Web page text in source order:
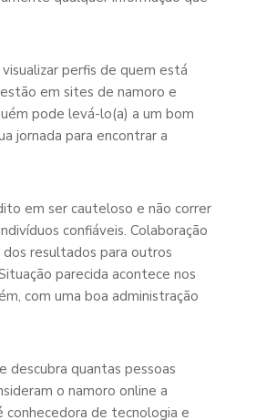
perfis de quem está
em sites de namoro e
pode levá-lo(a) a um bom
jornada para encontrar a
em ser cauteloso e não correr
confiáveis. Colaboração
resultados para outros
parecida acontece nos
com uma boa administração
descubra quantas pessoas
o namoro online a
conhecedora de tecnologia e